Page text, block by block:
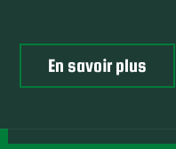
En savoir plus